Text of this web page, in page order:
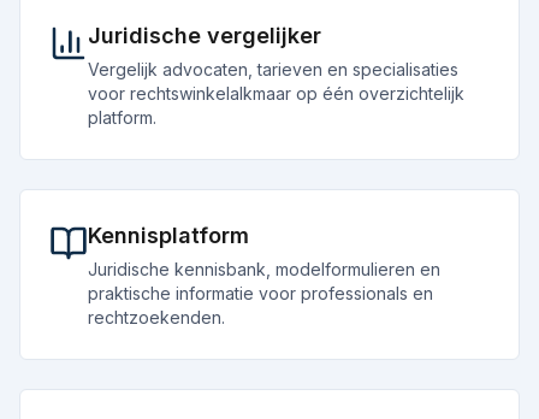
Juridische vergelijker
Vergelijk advocaten, tarieven en specialisaties
voor rechtswinkelalkmaar op één overzichtelijk
platform.
Kennisplatform
Juridische kennisbank, modelformulieren en
praktische informatie voor professionals en
rechtzoekenden.